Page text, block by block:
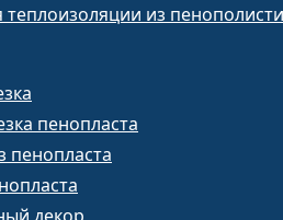
теплоизоляции из
пенопласта
пенопласта